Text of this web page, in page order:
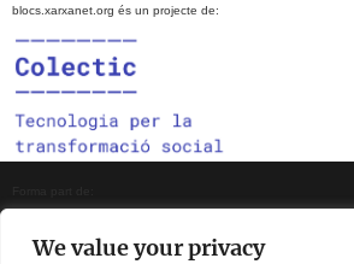
We value your privacy
blocs.xarxanet.org és un projecte de: